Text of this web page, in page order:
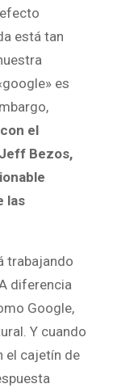
está tan
es
el
Bezos,
las
trabajando
diferencia
Google,
Y cuando
el cajetín de